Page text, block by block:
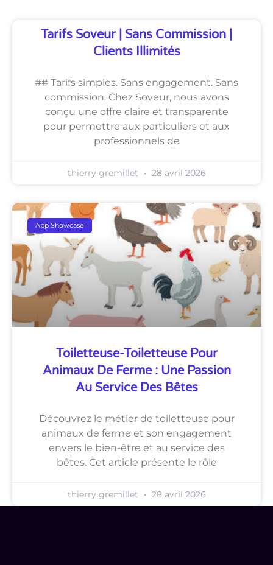
Tarifs Soveur | Sans Commission |
Clients Illimités
## Tarifs simples. Sans engagement. Sans
commission. Chez Soveur, nous avons
conçu une offre claire et transparente
pour permettre aux particuliers et aux
professionnels de
thierry gremillet 28 avril 2026
App Showcase
Toiletteuse-Toiletteuse Pour
Animaux De Ferme : Une Passion
Au Service Des Bêtes
Découvrez le métier de toiletteuse pour
animaux de ferme et son engagement
envers le bien-être et au service des
bêtes. Cet article présente le rôle
thierry gremillet 28 avril 2026